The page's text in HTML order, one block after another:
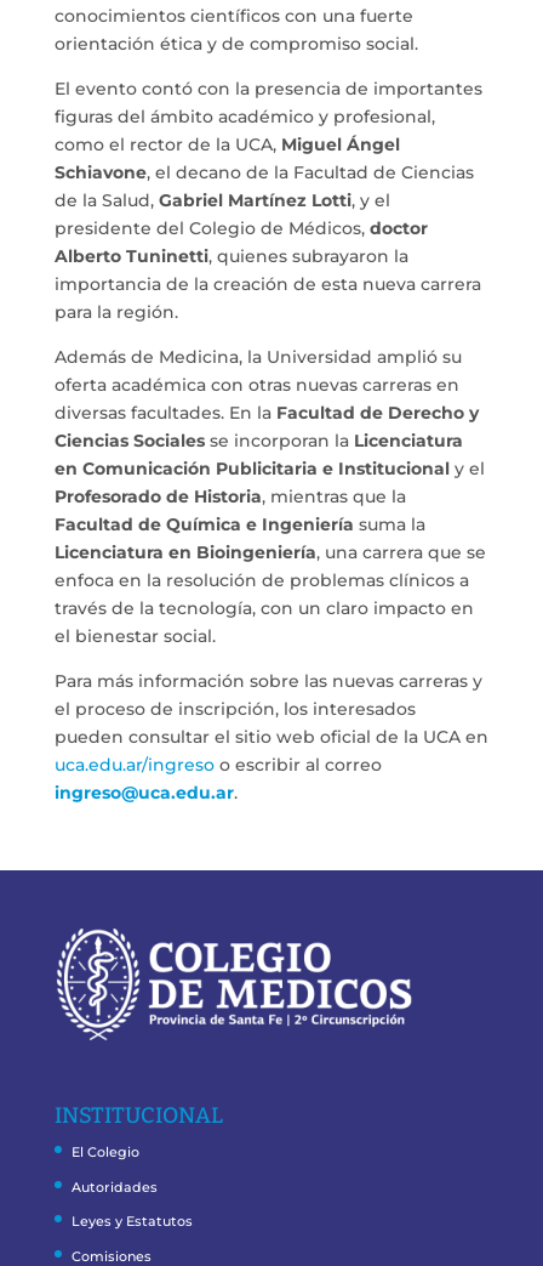
conocimientos científicos con una fuerte
orientación ética y de compromiso social.
El evento contó con la presencia de importantes
figuras del ámbito académico y profesional,
como el rector de la UCA, Miguel Ángel
Schiavone, el decano de la Facultad de Ciencias
de la Salud, Gabriel Martínez Lotti, y el
presidente del Colegio de Médicos, doctor
Alberto Tuninetti, quienes subrayaron la
importancia de la creación de esta nueva carrera
para la región.
Además de Medicina, la Universidad amplió su
oferta académica con otras nuevas carreras en
diversas facultades. En la Facultad de Derecho y
Ciencias Socialesse incorporan la Licenciatura
en Comunicación Publicitaria e Institucionaly el
Profesorado de Historia, mientras que la
Facultad de Química e Ingeniería suma la
Licenciatura en Bioingeniería, una carrera que se
enfoca en la resolución de problemas clínicos a
través de la tecnología, con un claro impacto en
el bienestar social.
Para más información sobre las nuevas carreras y
el proceso de inscripción, los interesados
pueden consultar el sitio web oficial de la UCA en
uca.edu.ar/ingresoo escribir al correo
ingreso@uca.edu.ar.
INSTITUCIONAL
El Colegio
Autoridades
Leyes y Estatutos
Comisiones